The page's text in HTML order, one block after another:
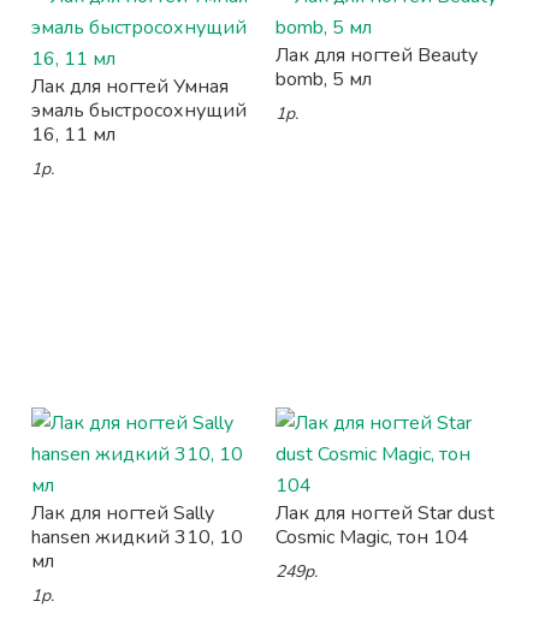
Лак для ногтей Умная
эмаль быстросохнущий
16, 11 мл
1р.
Лак для ногтей Beauty
bomb, 5 мл
1р.
Лак для ногтей Sally
hansen жидкий 310, 10
мл
1р.
Лак для ногтей Star dust
Cosmic Magic, тон 104
249р.